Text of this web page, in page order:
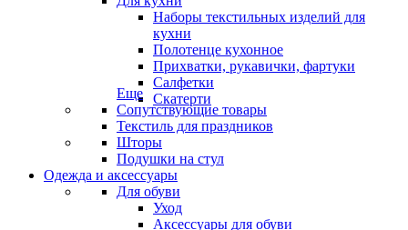
Наборы текстильных изделий для
кухни
Полотенце кухонное
Прихватки, рукавички, фартуки
Салфетки
Скатерти
Еще
Сопутствующие товары
Текстиль для праздников
Шторы
Подушки на стул
Одежда и аксессуары
Для обуви
Уход
Аксессуары для обуви